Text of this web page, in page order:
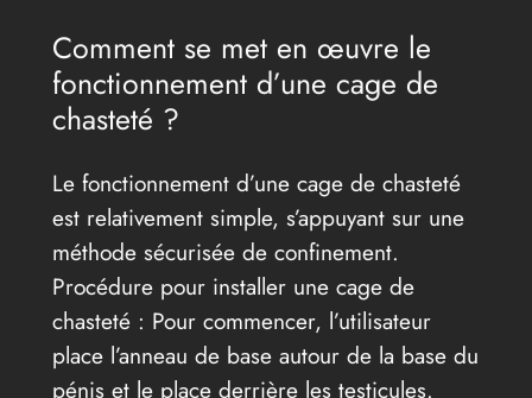
Comment se met en œuvre le
fonctionnement d’une cage de
chasteté ?
Le fonctionnement d’une cage de chasteté
est relativement simple, s’appuyant sur une
méthode sécurisée de confinement.
Procédure pour installer une cage de
chasteté : Pour commencer, l’utilisateur
place l’anneau de base autour de la base du
pénis et le place derrière les testicules.